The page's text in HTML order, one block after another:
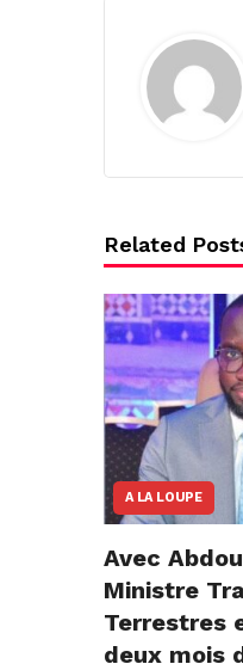
Related
A LA LOUPE
Avec
Ministre
Terrestres
deux mois